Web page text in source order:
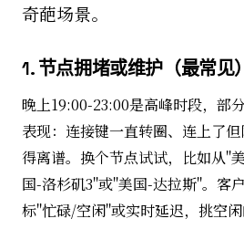
奇葩场景。
1. 节点拥堵或维护（最常见）
晚上19:00-23:00是高峰时段，部
表现：连接键一直转圈、连上了
得离谱。换个节点试试，比如从"
国-洛杉矶3"或"美国-达拉斯"。客
标"忙碌/空闲"或实时延迟，挑空闲